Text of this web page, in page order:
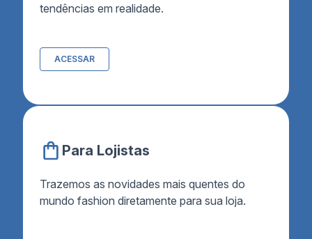
tendências em realidade.
ACESSAR
Para Lojistas
Trazemos as novidades mais quentes do
mundo fashion diretamente para sua loja.